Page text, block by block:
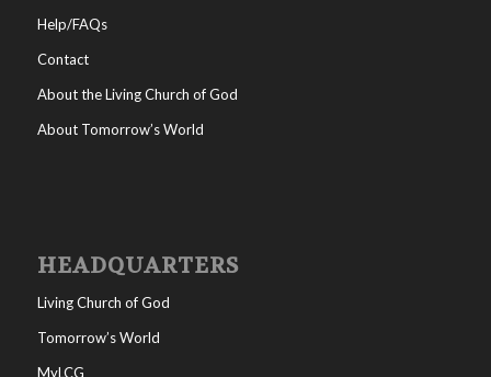
Help/FAQs
Contact
About the Living Church of God
About Tomorrow’s World
HEADQUARTERS
Living Church of God
Tomorrow’s World
MyLCG